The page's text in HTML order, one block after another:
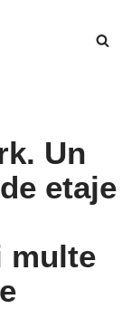
Un
etaje
multe